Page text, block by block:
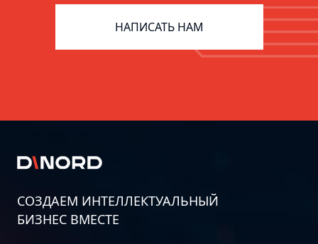
ERP для фармацевтики:
цифровизация цепочек поставок
Дорожная карта информационной
НАПИСАТЬ НАМ
СОЗДАЕМ ИНТЕЛЛЕКТУАЛЬНЫЙ
БИЗНЕС ВМЕСТЕ